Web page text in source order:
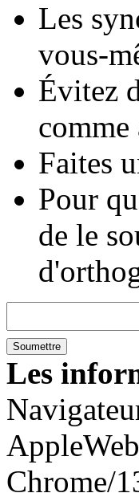
Les
vous-
Évitez
Faites
Pour
de le
Les
Chrome/